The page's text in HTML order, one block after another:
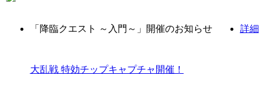
「降臨クエスト ～入門～」開催のお知らせ 詳細
大乱戦 特効チップキャプチャ開催！